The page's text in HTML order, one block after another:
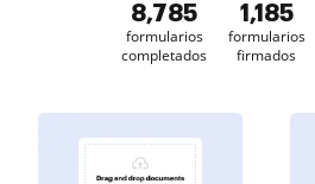
8,786
formularios
completados
1,186
formularios
firmados